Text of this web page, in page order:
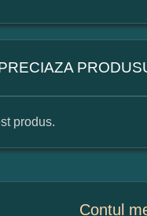
produs.
Contul